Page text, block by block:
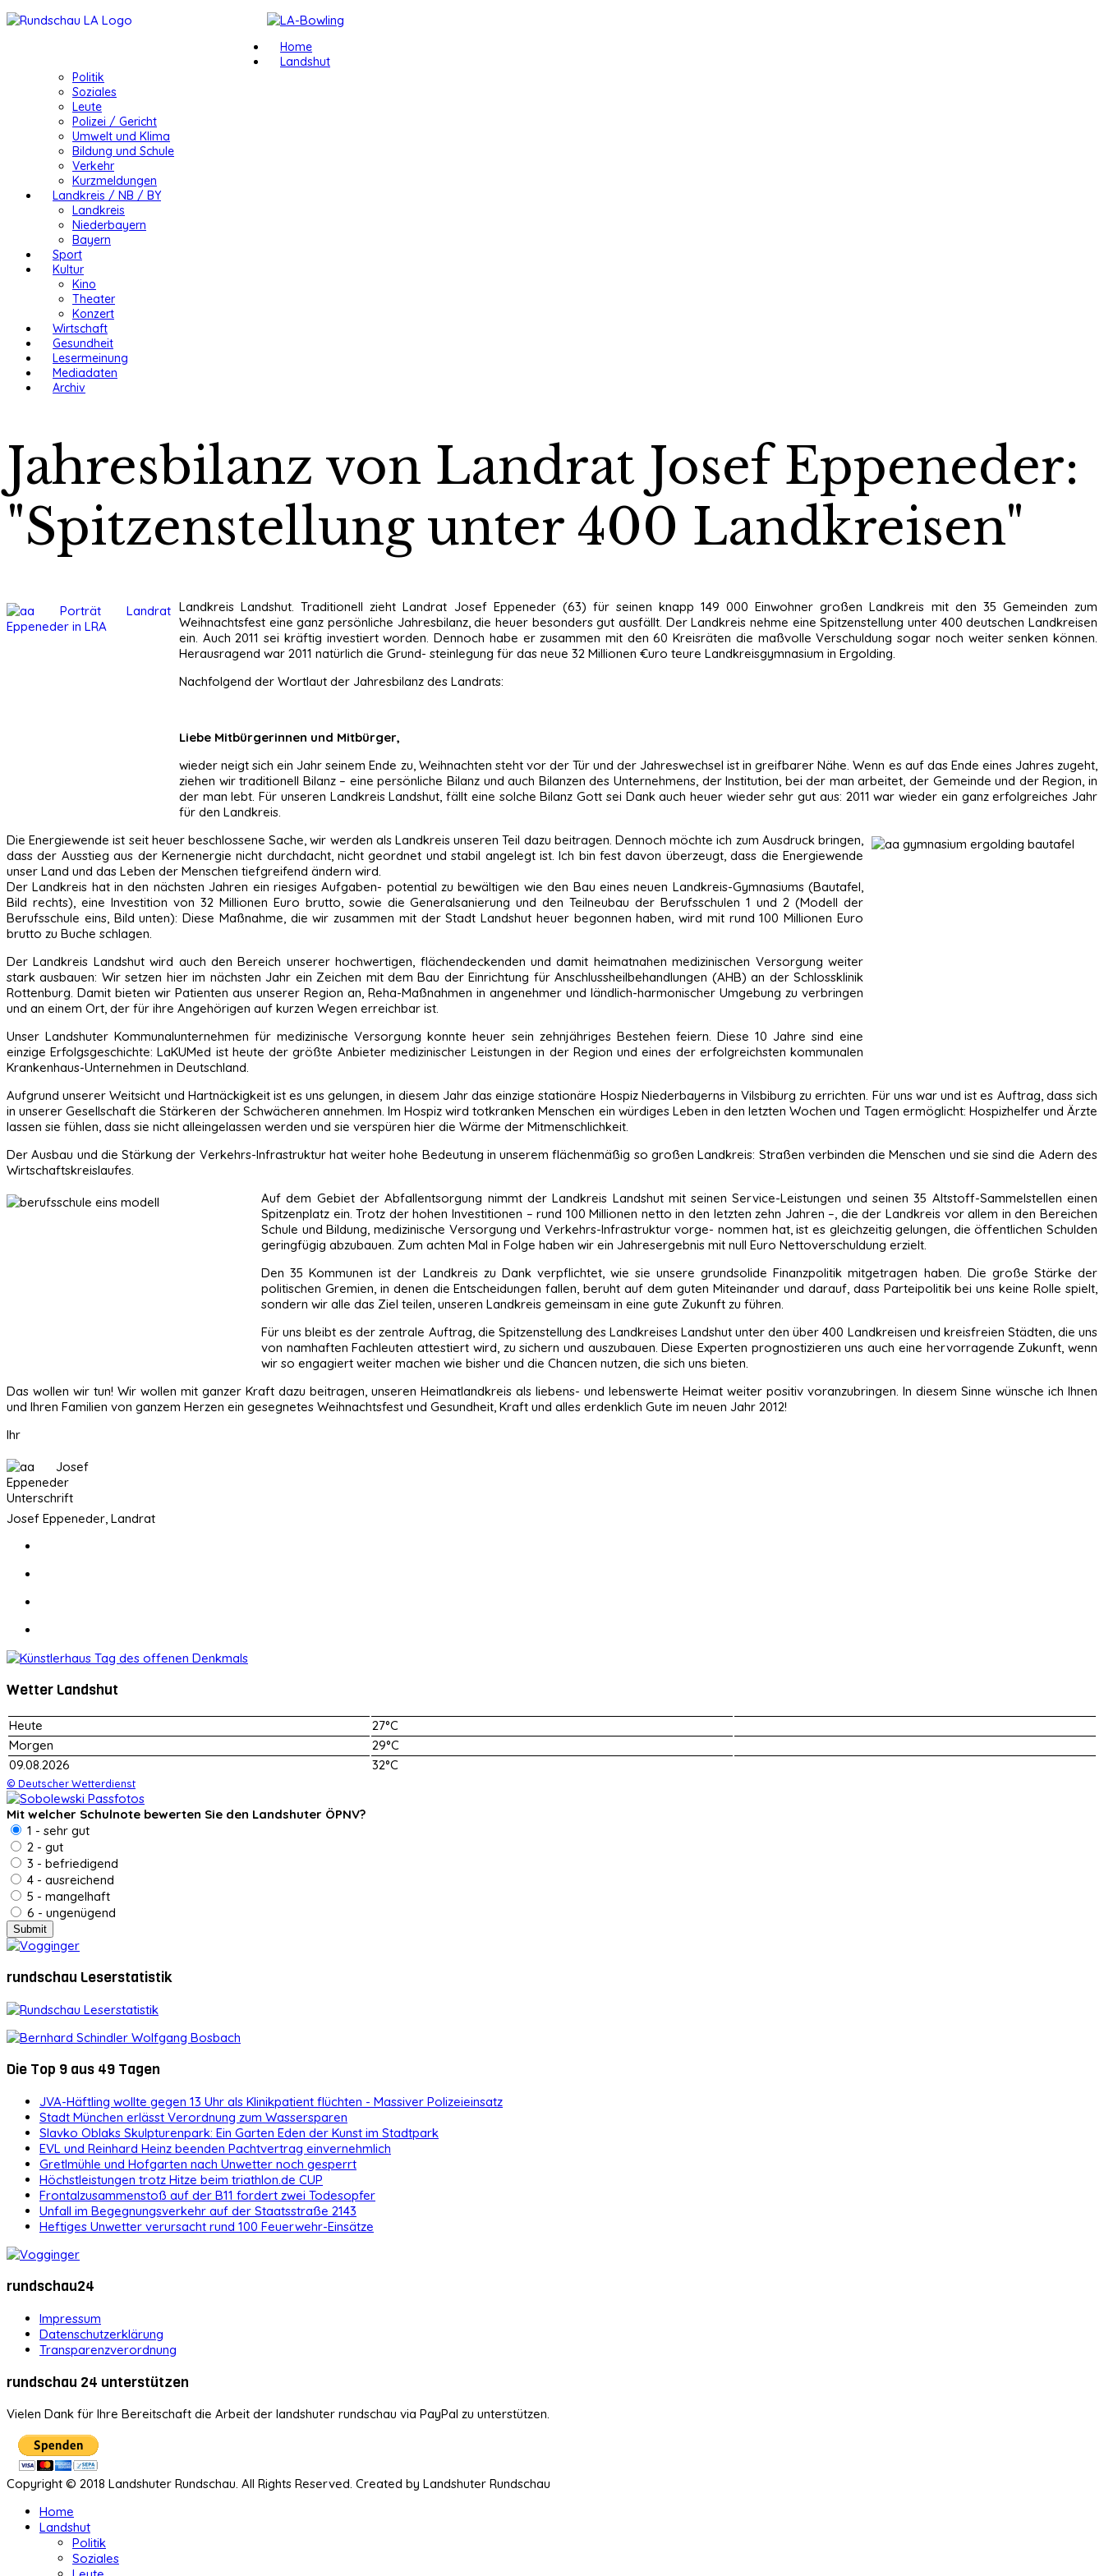
Home
Landshut
Politik
Soziales
Leute
Polizei / Gericht
Umwelt und Klima
Bildung und Schule
Verkehr
Kurzmeldungen
Landkreis / NB / BY
Landkreis
Niederbayern
Bayern
Sport
Kultur
Kino
Theater
Konzert
Wirtschaft
Gesundheit
Lesermeinung
Mediadaten
Archiv
Jahresbilanz von Landrat Josef Eppeneder:
"Spitzenstellung unter 400 Landkreisen"
Landkreis Landshut. Traditionell zieht Landrat Josef Eppeneder (63) für seinen knapp 149 000 Einwohner großen Landkreis mit den 35 Gemeinden zum
Weihnachtsfest eine ganz persönliche Jahresbilanz, die heuer besonders gut ausfällt. Der Landkreis nehme eine Spitzenstellung unter 400 deutschen Landkreisen
ein. Auch 2011 sei kräftig investiert worden. Dennoch habe er zusammen mit den 60 Kreisräten die maßvolle Verschuldung sogar noch weiter senken können.
Herausragend war 2011 natürlich die Grund- steinlegung für das neue 32 Millionen €uro teure Landkreisgymnasium in Ergolding.
Nachfolgend der Wortlaut der Jahresbilanz des Landrats:
Liebe Mitbürgerinnen und Mitbürger,
wieder neigt sich ein Jahr seinem Ende zu, Weihnachten steht vor der Tür und der Jahreswechsel ist in greifbarer Nähe. Wenn es auf das Ende eines Jahres zugeht,
ziehen wir traditionell Bilanz – eine persönliche Bilanz und auch Bilanzen des Unternehmens, der Institution, bei der man arbeitet, der Gemeinde und der Region, in
der man lebt. Für unseren Landkreis Landshut, fällt eine solche Bilanz Gott sei Dank auch heuer wieder sehr gut aus: 2011 war wieder ein ganz erfolgreiches Jahr
für den Landkreis.
Die Energiewende ist seit heuer beschlossene Sache, wir werden als Landkreis unseren Teil dazu beitragen. Dennoch möchte ich zum Ausdruck bringen,
dass der Ausstieg aus der Kernenergie nicht durchdacht, nicht geordnet und stabil angelegt ist. Ich bin fest davon überzeugt, dass die Energiewende
unser Land und das Leben der Menschen tiefgreifend ändern wird.
Der Landkreis hat in den nächsten Jahren ein riesiges Aufgaben- potential zu bewältigen wie den Bau eines neuen Landkreis-Gymnasiums (Bautafel,
Bild rechts), eine Investition von 32 Millionen Euro brutto, sowie die Generalsanierung und den Teilneubau der Berufsschulen 1 und 2 (Modell der
Berufsschule eins, Bild unten): Diese Maßnahme, die wir zusammen mit der Stadt Landshut heuer begonnen haben, wird mit rund 100 Millionen Euro
brutto zu Buche schlagen.
Der Landkreis Landshut wird auch den Bereich unserer hochwertigen, flächendeckenden und damit heimatnahen medizinischen Versorgung weiter
stark ausbauen: Wir setzen hier im nächsten Jahr ein Zeichen mit dem Bau der Einrichtung für Anschlussheilbehandlungen (AHB) an der Schlossklinik
Rottenburg. Damit bieten wir Patienten aus unserer Region an, Reha-Maßnahmen in angenehmer und ländlich-harmonischer Umgebung zu verbringen
und an einem Ort, der für ihre Angehörigen auf kurzen Wegen erreichbar ist.
Unser Landshuter Kommunalunternehmen für medizinische Versorgung konnte heuer sein zehnjähriges Bestehen feiern. Diese 10 Jahre sind eine
einzige Erfolgsgeschichte: LaKUMed ist heute der größte Anbieter medizinischer Leistungen in der Region und eines der erfolgreichsten kommunalen
Krankenhaus-Unternehmen in Deutschland.
Aufgrund unserer Weitsicht und Hartnäckigkeit ist es uns gelungen, in diesem Jahr das einzige stationäre Hospiz Niederbayerns in Vilsbiburg zu errichten. Für uns war und ist es Auftrag, dass sich
in unserer Gesellschaft die Stärkeren der Schwächeren annehmen. Im Hospiz wird totkranken Menschen ein würdiges Leben in den letzten Wochen und Tagen ermöglicht: Hospizhelfer und Ärzte
lassen sie fühlen, dass sie nicht alleingelassen werden und sie verspüren hier die Wärme der Mitmenschlichkeit.
Der Ausbau und die Stärkung der Verkehrs-Infrastruktur hat weiter hohe Bedeutung in unserem flächenmäßig so großen Landkreis: Straßen verbinden die Menschen und sie sind die Adern des
Wirtschaftskreislaufes.
Auf dem Gebiet der Abfallentsorgung nimmt der Landkreis Landshut mit seinen Service-Leistungen und seinen 35 Altstoff-Sammelstellen einen
Spitzenplatz ein. Trotz der hohen Investitionen – rund 100 Millionen netto in den letzten zehn Jahren –, die der Landkreis vor allem in den Bereichen
Schule und Bildung, medizinische Versorgung und Verkehrs-Infrastruktur vorge- nommen hat, ist es gleichzeitig gelungen, die öffentlichen Schulden
geringfügig abzubauen. Zum achten Mal in Folge haben wir ein Jahresergebnis mit null Euro Nettoverschuldung erzielt.
Den 35 Kommunen ist der Landkreis zu Dank verpflichtet, wie sie unsere grundsolide Finanzpolitik mitgetragen haben. Die große Stärke der
politischen Gremien, in denen die Entscheidungen fallen, beruht auf dem guten Miteinander und darauf, dass Parteipolitik bei uns keine Rolle spielt,
sondern wir alle das Ziel teilen, unseren Landkreis gemeinsam in eine gute Zukunft zu führen.
Für uns bleibt es der zentrale Auftrag, die Spitzenstellung des Landkreises Landshut unter den über 400 Landkreisen und kreisfreien Städten, die uns
von namhaften Fachleuten attestiert wird, zu sichern und auszubauen. Diese Experten prognostizieren uns auch eine hervorragende Zukunft, wenn
wir so engagiert weiter machen wie bisher und die Chancen nutzen, die sich uns bieten.
Das wollen wir tun! Wir wollen mit ganzer Kraft dazu beitragen, unseren Heimatlandkreis als liebens- und lebenswerte Heimat weiter positiv voranzubringen. In diesem Sinne wünsche ich Ihnen
und Ihren Familien von ganzem Herzen ein gesegnetes Weihnachtsfest und Gesundheit, Kraft und alles erdenklich Gute im neuen Jahr 2012!
Ihr
Josef Eppeneder, Landrat
Wetter Landshut
Heute
27°C
Morgen
29°C
09.08.2026
32°C
© Deutscher Wetterdienst
Mit welcher Schulnote bewerten Sie den Landshuter ÖPNV?
1 - sehr gut
2 - gut
3 - befriedigend
4 - ausreichend
5 - mangelhaft
6 - ungenügend
rundschau Leserstatistik
Die Top 9 aus 49 Tagen
JVA-Häftling wollte gegen 13 Uhr als Klinikpatient flüchten - Massiver Polizeieinsatz
Stadt München erlässt Verordnung zum Wassersparen
Slavko Oblaks Skulpturenpark: Ein Garten Eden der Kunst im Stadtpark
EVL und Reinhard Heinz beenden Pachtvertrag einvernehmlich
Gretlmühle und Hofgarten nach Unwetter noch gesperrt
Höchstleistungen trotz Hitze beim triathlon.de CUP
Frontalzusammenstoß auf der B11 fordert zwei Todesopfer
Unfall im Begegnungsverkehr auf der Staatsstraße 2143
Heftiges Unwetter verursacht rund 100 Feuerwehr-Einsätze
rundschau24
Impressum
Datenschutzerklärung
Transparenzverordnung
rundschau 24 unterstützen
Vielen Dank für Ihre Bereitschaft die Arbeit der landshuter rundschau via PayPal zu unterstützen.
Copyright © 2018 Landshuter Rundschau. All Rights Reserved. Created by Landshuter Rundschau
Home
Landshut
Politik
Soziales